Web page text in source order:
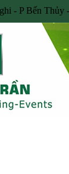
- P Bến Thủy